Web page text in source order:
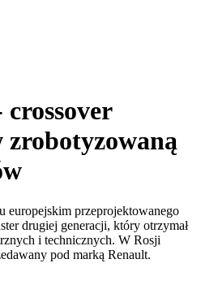
zrobotyzowaną
europejskim przeprojektowanego
drugiej generacji, który otrzymał
i technicznych. W Rosji
pod marką Renault.